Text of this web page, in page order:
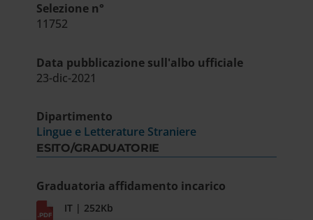
Selezione n°
11752
Data pubblicazione sull'albo ufficiale
23-dic-2021
Dipartimento
Lingue e Letterature Straniere
ESITO/GRADUATORIE
Graduatoria affidamento incarico
IT | 252Kb